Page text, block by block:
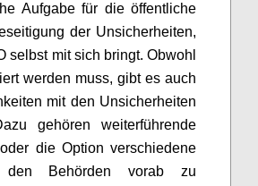
Aufgabe für die öffentliche
der Unsicherheiten,
selbst mit sich bringt. Obwohl
werden muss, gibt es auch
mit den Unsicherheiten
gehören weiterführende
die Option verschiedene
Behörden vorab zu